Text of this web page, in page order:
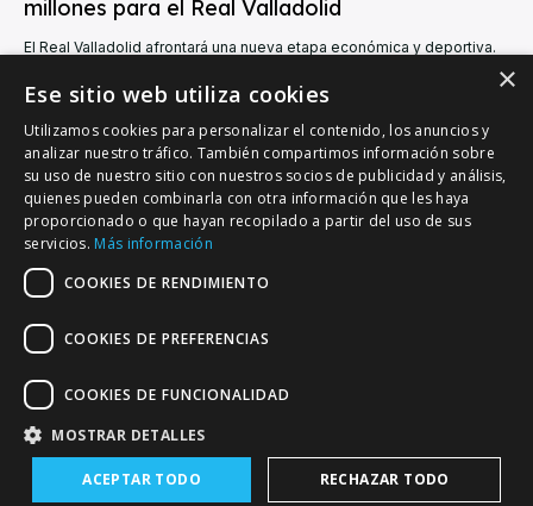
millones para el Real Valladolid
El Real Valladolid afrontará una nueva etapa económica y deportiva.
jueves una inyección de hasta 15...
VALLADOLID DEPORTIVO
Tu información deportiva vallisoletana
© Copyright - Valladolid Deportivo
×
Ese sitio web utiliza cookies
Utilizamos cookies para personalizar el contenido, los anuncios y
analizar nuestro tráfico. También compartimos información sobre
su uso de nuestro sitio con nuestros socios de publicidad y análisis,
quienes pueden combinarla con otra información que les haya
proporcionado o que hayan recopilado a partir del uso de sus
servicios. Más información
COOKIES DE RENDIMIENTO
COOKIES DE PREFERENCIAS
COOKIES DE FUNCIONALIDAD
MOSTRAR DETALLES
ACEPTAR TODO RECHAZAR TODO